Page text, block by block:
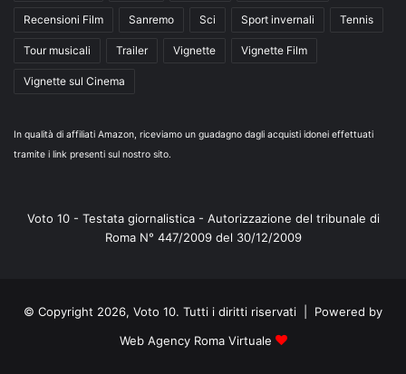
Recensioni Film Sanremo Sci Sport invernali Tennis
Tour musicali Trailer Vignette Vignette Film
Vignette sul Cinema
In qualità di affiliati Amazon, riceviamo un guadagno dagli acquisti idonei effettuati
tramite i link presenti sul nostro sito.
Voto 10 - Testata giornalistica - Autorizzazione del tribunale di
Roma N° 447/2009 del 30/12/2009
© Copyright 2026, Voto 10. Tutti i diritti riservati | Powered by
Web Agency Roma Virtuale